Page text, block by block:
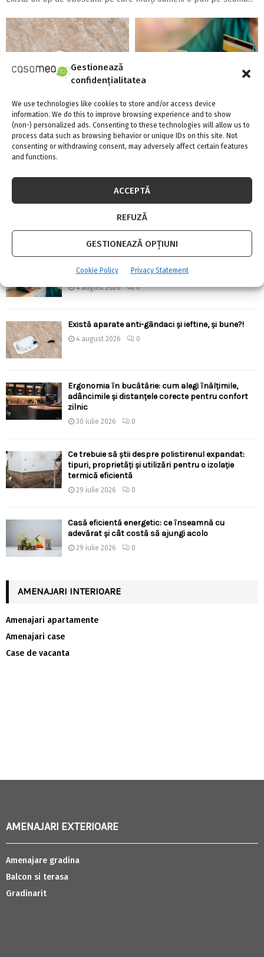
Gestionează
confidențialitatea
We use technologies like cookies to store and/or access device
information. We do this to improve browsing experience and to show
(non-) personalized ads. Consenting to these technologies will allow us to
process data such as browsing behavior or unique IDs on this site. Not
consenting or withdrawing consent, may adversely affect certain features
and functions.
ACCEPTĂ
REFUZĂ
GESTIONEAZĂ OPȚIUNI
Cookie Policy Privacy Statement
Există aparate anti-gândaci și
ieftine, și bune?!
Linie de credit sau împrumut
clasic: care variantă oferă mai
multă flexibilitate?
oferă mai multă flexibilitate?
4 august 2026 0
Există aparate anti-gândaci și ieftine, și bune?!
4 august 2026 0
Ergonomia în bucătărie: cum alegi înălțimile,
adâncimile și distanțele corecte pentru confort
zilnic
30 iulie 2026 0
Ce trebuie să știi despre polistirenul expandat:
tipuri, proprietăți și utilizări pentru o izolație
termică eficientă
29 iulie 2026 0
Casă eficientă energetic: ce înseamnă cu
adevărat și cât costă să ajungi acolo
29 iulie 2026 0
AMENAJARI INTERIOARE
Amenajari apartamente
Amenajari case
Case de vacanta
AMENAJARI EXTERIOARE
Amenajare gradina
Balcon si terasa
Gradinarit